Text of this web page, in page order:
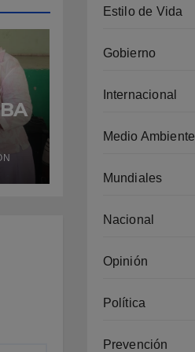
Estilo de Vida
Gobierno
Internacional
Medio Ambiente
Mundiales
Nacional
Opinión
Política
Prevención